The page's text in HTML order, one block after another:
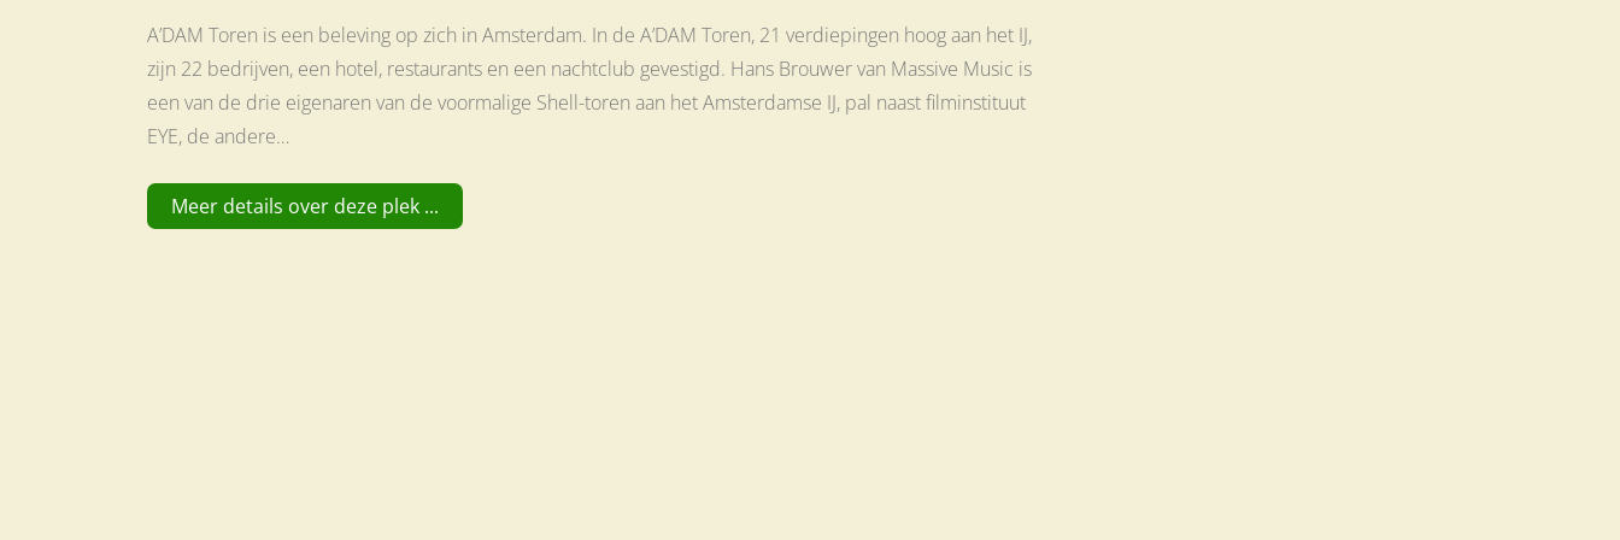
A’DAM Toren is een beleving op zich in Amsterdam. In de A’DAM Toren, 21 verdiepingen hoog aan het IJ,
zijn 22 bedrijven, een hotel, restaurants en een nachtclub gevestigd. Hans Brouwer van Massive Music is
een van de drie eigenaren van de voormalige Shell-toren aan het Amsterdamse IJ, pal naast filminstituut
EYE, de andere…
Meer details over deze plek ...